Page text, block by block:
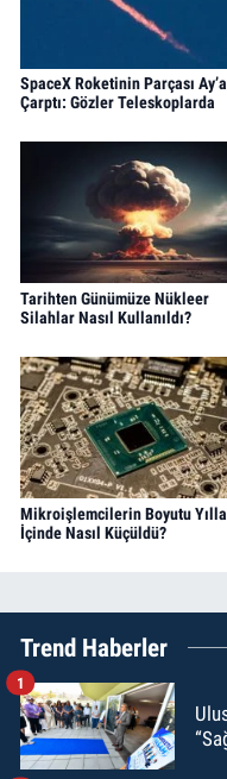
SpaceX Roketinin Parçası Ay’a
Çarptı: Gözler Teleskoplarda
Tarihten Günümüze Nükleer
Silahlar Nasıl Kullanıldı?
Mikroişlemcilerin Boyutu
İçinde Nasıl Küçüldü?
Trend Haberler
1